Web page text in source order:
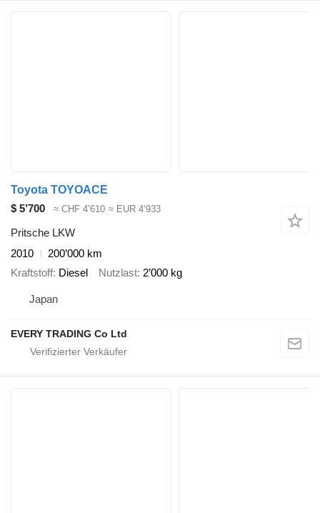
Toyota TOYOACE
$ 5’700
≈ CHF 4’610 ≈ EUR 4’933
Pritsche LKW
2010
200’000 km
Kraftstoff Diesel Nutzlast 2’000 kg
Japan
EVERY TRADING Co Ltd